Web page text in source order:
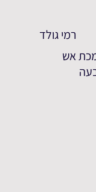
רמי גולד
אש